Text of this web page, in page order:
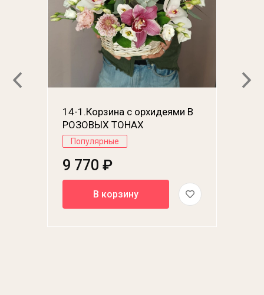
14-1.Корзина с орхидеями В
РОЗОВЫХ ТОНАХ
Популярные
9 770 ₽
В корзину